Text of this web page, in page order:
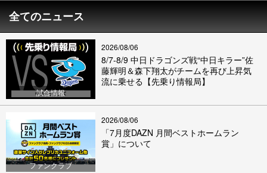
全てのニュース
試合情報
2026/08/06
8/7-8/9 中日ドラゴンズ戦“中日キラー”佐
藤輝明＆森下翔太がチームを再び上昇気
流に乗せる【先乗り情報局】
ファンクラブ
2026/08/06
「7月度DAZN 月間ベストホームラン
賞」について